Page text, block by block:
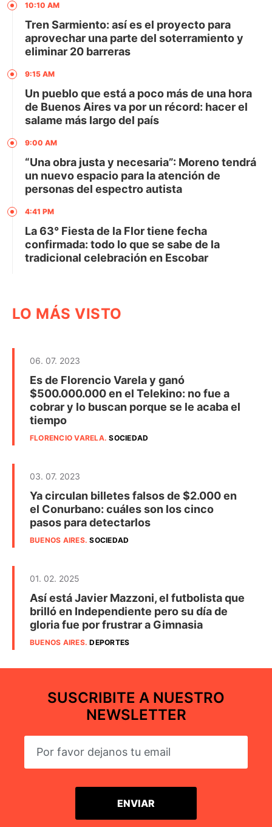
10:10 AM
Tren Sarmiento: así es el proyecto para
aprovechar una parte del soterramiento y
eliminar 20 barreras
9:15 AM
Un pueblo que está a poco más de una hora
de Buenos Aires va por un récord: hacer el
salame más largo del país
9:00 AM
“Una obra justa y necesaria”: Moreno tendrá
un nuevo espacio para la atención de
personas del espectro autista
4:41 PM
La 63° Fiesta de la Flor tiene fecha
confirmada: todo lo que se sabe de la
tradicional celebración en Escobar
LO MÁS VISTO
06. 07. 2023
Es de Florencio Varela y ganó
$500.000.000 en el Telekino: no fue a
cobrar y lo buscan porque se le acaba el
tiempo
FLORENCIO VARELA.SOCIEDAD
03. 07. 2023
Ya circulan billetes falsos de $2.000 en
el Conurbano: cuáles son los cinco
pasos para detectarlos
BUENOS AIRES.SOCIEDAD
01. 02. 2025
Así está Javier Mazzoni, el futbolista que
brilló en Independiente pero su día de
gloria fue por frustrar a Gimnasia
BUENOS AIRES.DEPORTES
SUSCRIBITE A NUESTRO
NEWSLETTER